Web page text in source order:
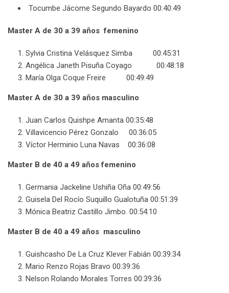
Tocumbe Jácome Segundo Bayardo 00:40:49
Master A de 30 a 39 años femenino
Sylvia Cristina Velásquez Simba 00:45:31
Angélica Janeth Pisuña Coyago 00:48:18
María Olga Coque Freire 00:49:49
Master A de 30 a 39 años masculino
Juan Carlos Quishpe Amanta 00:35:48
Villavicencio Pérez Gonzalo 00:36:05
Víctor Herminio Luna Navas 00:36:08
Master B de 40 a 49 años femenino
Germania Jackeline Ushiña Oña 00:49:56
Guisela Del Rocío Suquillo Gualotuña 00:51:39
Mónica Beatriz Castillo Jimbo. 00:54:10
Master B de 40 a 49 años masculino
Guishcasho De La Cruz Klever Fabián 00:39:34
Mario Renzo Rojas Bravo 00:39:36
Nelson Rolando Morales Torres 00:39:36